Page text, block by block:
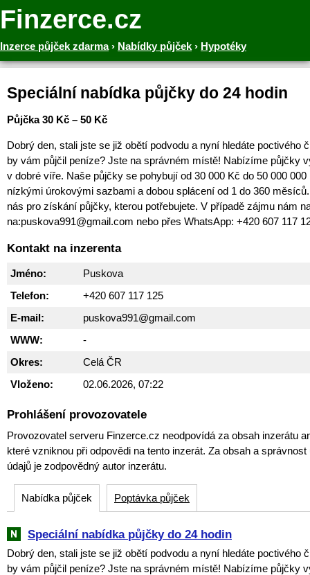
Finzerce.cz
Inzerce půjček zdarma› Nabídky půjček › Hypotéky
Speciální nabídka půjčky do 24 hodin
Půjčka 30 Kč – 50 Kč
Dobrý den, stali jste se již obětí podvodu a nyní hledáte poctivého
by vám půjčil peníze? Jste na správném místě! Nabízíme půjčky
v dobré víře. Naše půjčky se pohybují od 30 000 Kč do 50 000
nízkými úrokovými sazbami a dobou splácení od 1 do 360
nás pro získání půjčky, kterou potřebujete. V případě zájmu nám
na:puskova991@gmail.com nebo přes WhatsApp: +420 607 117
Kontakt na inzerenta
Jméno:
Puskova
Telefon:
+420 607 117 125
E-mail:
puskova991@gmail.com
WWW:
-
Okres:
Celá ČR
Vloženo:
02.06.2026, 07:22
Prohlášení provozovatele
Provozovatel serveru Finzerce.cz neodpovídá za obsah inzerátu
které vzniknou při odpovědi na tento inzerát. Za obsah a
údajů je zodpovědný autor inzerátu.
Nabídka půjček Poptávka půjček
Speciální nabídka půjčky do 24 hodin
Dobrý den, stali jste se již obětí podvodu a nyní hledáte poctivého
by vám půjčil peníze? Jste na správném místě! Nabízíme půjčky